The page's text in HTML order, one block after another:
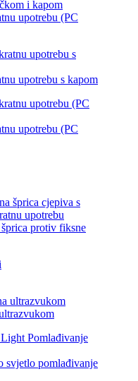
upotrebu (PC
upotrebu s kapom
upotrebu (PC
protiv fiksne
svjetlo pomlađivanje